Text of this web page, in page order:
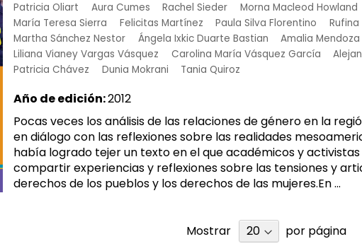
Patricia Oliart
Aura Cumes Rachel Sieder Morna Macleod Howland
María Teresa Sierra
Felicitas Martínez Paula Silva Florentino
Rufina
Martha Sánchez Nestor
Ángela Ixkic Duarte Bastian
Amalia
Liliana Vianey Vargas Vásquez
Carolina María Vásquez García
Patricia Chávez
Dunia Mokrani Tania Quiroz
Año de edición:2012
Pocas veces los análisis de las relaciones de género en la
en diálogo con las reflexiones sobre las realidades
había logrado tejer un texto en el que académicos y
compartir experiencias y reflexiones sobre las tensiones y
derechos de los pueblos y los derechos de las mujeres.En ...
Mostrar por página